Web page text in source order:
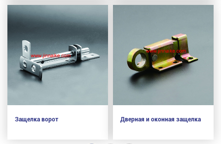
Защелка ворот Дверная и оконная защелка